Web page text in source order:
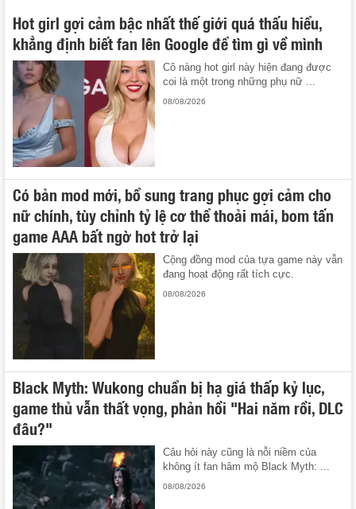
Hot girl gợi cảm bậc nhất thế giới quá thấu hiểu,
khẳng định biết fan lên Google để tìm gì về mình
Cô nàng hot girl này hiện đang được
coi là một trong những phụ nữ ...
08/08/2026
Có bản mod mới, bổ sung trang phục gợi cảm cho
nữ chính, tùy chỉnh tỷ lệ cơ thể thoải mái, bom tấn
game AAA bất ngờ hot trở lại
Cộng đồng mod của tựa game này vẫn
đang hoạt động rất tích cực.
08/08/2026
Black Myth: Wukong chuẩn bị hạ giá thấp kỷ lục,
game thủ vẫn thất vọng, phản hồi "Hai năm rồi, DLC
đâu?"
Câu hỏi này cũng là nỗi niềm của
không ít fan hâm mộ Black Myth: ...
08/08/2026